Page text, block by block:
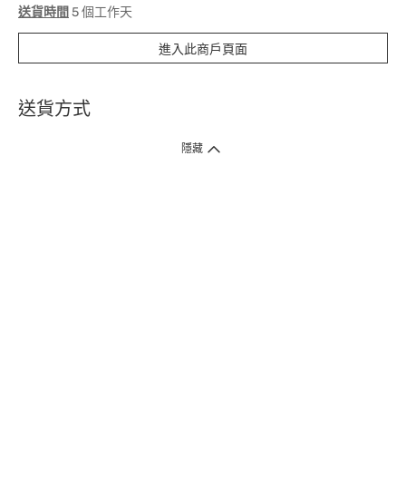
送貨時間 5 個工作天
進入此商戶頁面
送貨方式
1. 送貨到府（受衛生署條例規管產品除外 ）
隱藏